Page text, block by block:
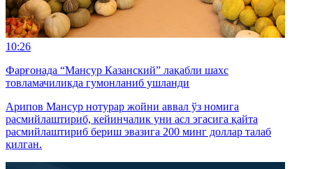
10:26
Фарғонада “Мансур Казанский” лақабли шахс
товламачиликда гумонланиб ушланди
Арипов Мансур нотурар жойни аввал ўз номига
расмийлаштириб, кейинчалик уни асл эгасига қайта
расмийлаштириб бериш эвазига 200 минг доллар талаб
қилган.